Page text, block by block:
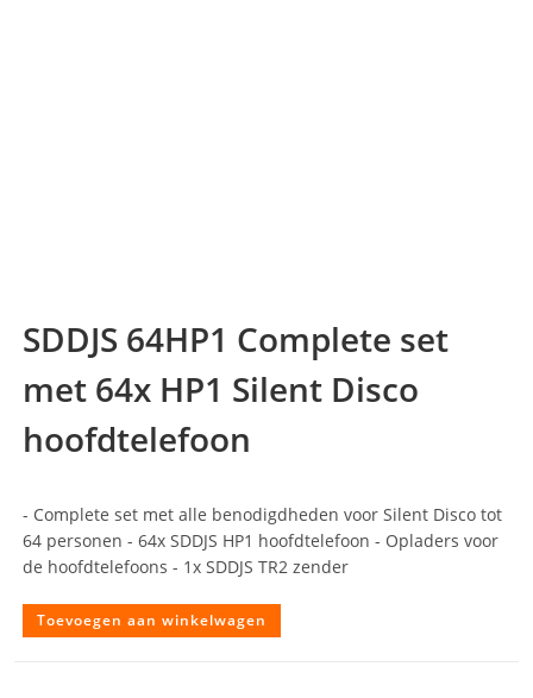
SDDJS 64HP1 Complete set
met 64x HP1 Silent Disco
hoofdtelefoon
- Complete set met alle benodigdheden voor Silent Disco tot
64 personen - 64x SDDJS HP1 hoofdtelefoon - Opladers voor
de hoofdtelefoons - 1x SDDJS TR2 zender
Toevoegen aan winkelwagen